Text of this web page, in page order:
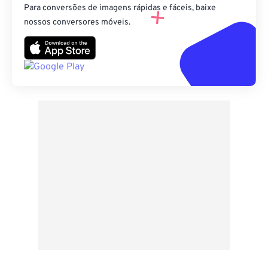
Para conversões de imagens rápidas e fáceis, baixe
nossos conversores móveis.